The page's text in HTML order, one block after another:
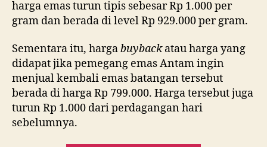
harga emas turun tipis sebesar Rp 1.000 per
gram dan berada di level Rp 929.000 per gram.
Sementara itu, hargabuybackatau harga yang
didapat jika pemegang emas Antam ingin
menjual kembali emas batangan tersebut
berada di harga Rp 799.000. Harga tersebut juga
turun Rp 1.000 dari perdagangan hari
sebelumnya.